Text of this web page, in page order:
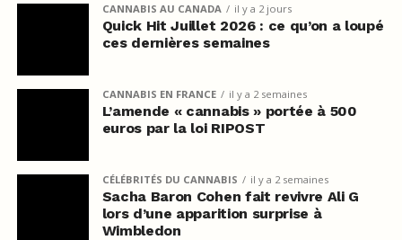
CANNABIS AU CANADA il y a 2 jours
Quick Hit Juillet 2026 : ce qu’on a loupé
ces dernières semaines
CANNABIS EN FRANCE il y a 2 semaines
L’amende « cannabis » portée à 500
euros par la loi RIPOST
CÉLÉBRITÉS DU CANNABIS il y a 2 semaines
Sacha Baron Cohen fait revivre Ali G
lors d’une apparition surprise à
Wimbledon